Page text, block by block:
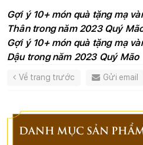
Gợi ý 10+ món quà tặng mạ
Thân trong năm 2023 Quý
Gợi ý 10+ món quà tặng mạ
Dậu trong năm 2023 Quý Mão
Về trang trước Gửi email
DANH MỤC SẢN